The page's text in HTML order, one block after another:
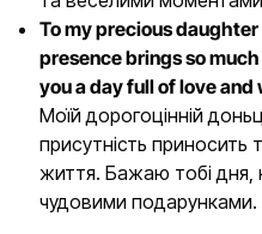
To my precious
presence brings so
you a day full of love
Моїй дорогоцінній
присутність приносить
життя. Бажаю тобі дня,
чудовими подарунками.